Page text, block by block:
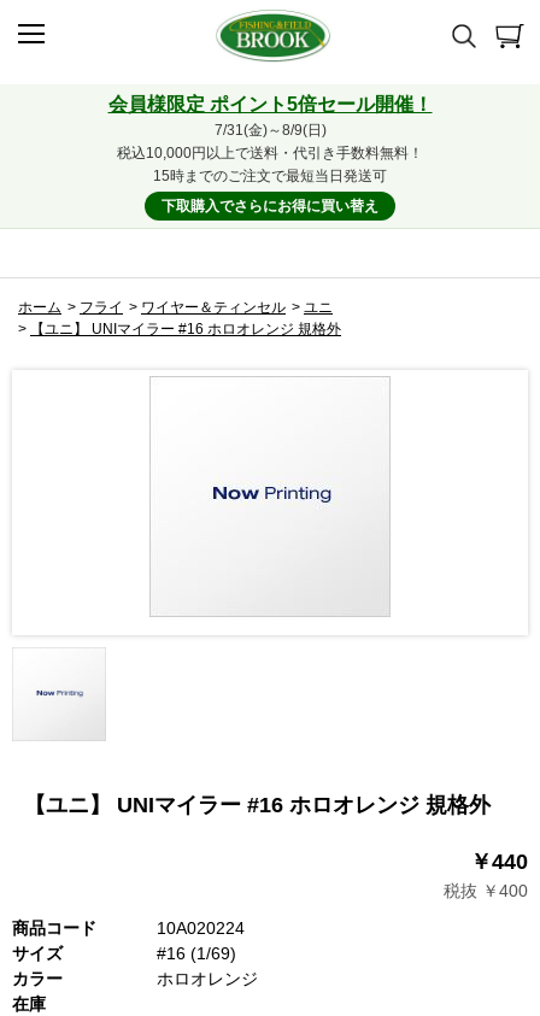
会員様限定 ポイント5倍セール開催！
7/31(金)～8/9(日)
税込10,000円以上で送料・代引き手数料無料！
15時までのご注文で最短当日発送可
下取購入でさらにお得に買い替え
ホーム > フライ > ワイヤー＆ティンセル > ユニ
>
【ユニ】 UNIマイラー #16 ホロオレンジ 規格外
【ユニ】 UNIマイラー #16 ホロオレンジ 規格外
￥440
税抜 ￥400
商品コード
10A020224
サイズ
#16 (1/69)
カラー
ホロオレンジ
在庫